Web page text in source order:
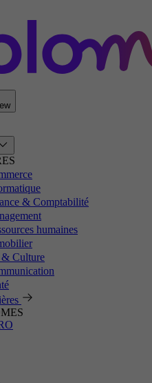
& Comptabilité
humaines
Culture